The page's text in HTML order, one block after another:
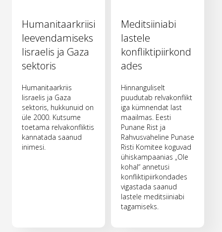
Humanitaarkriisi
leevendamiseks
Iisraelis ja Gaza
sektoris
Humanitaarkriis
Iisraelis ja Gaza
sektoris, hukkunuid on
üle 2000. Kutsume
toetama relvakonfliktis
kannatada saanud
inimesi.
Meditsiiniabi
lastele
konfliktipiirkond
ades
Hinnanguliselt
puudutab relvakonflikt
iga kümnendat last
maailmas. Eesti
Punane Rist ja
Rahvusvaheline Punase
Risti Komitee koguvad
ühiskampaanias „Ole
kohal“ annetusi
konfliktipiirkondades
vigastada saanud
lastele meditsiiniabi
tagamiseks.